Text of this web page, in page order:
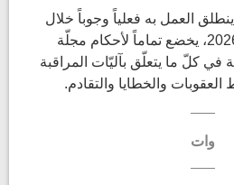
العمل به فعلياً وجوباً خلال
السداسي الأول من سنة 2026، يخضع تماماً لأحكام مجلّة
في كلّ ما يتعلّق بآليّات المراقبة
والخطايا والتقادم.
وات